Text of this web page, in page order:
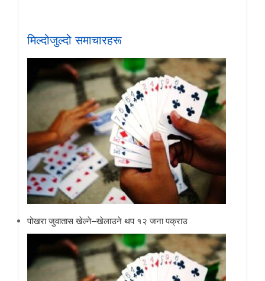
मिल्दोजुल्दो समाचारहरू
पोखरा जुवातास खेल्ने–खेलाउने थप १२ जना पक्राउ